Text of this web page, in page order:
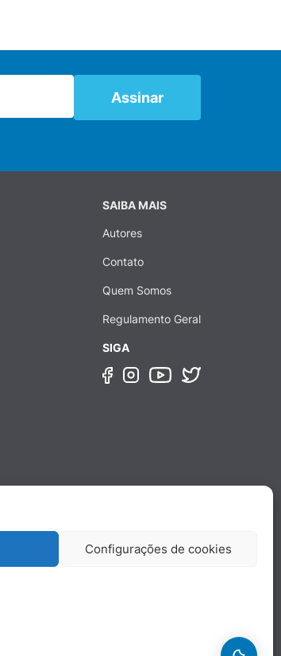
Configurações de cookies
SAIBA MAIS
Autores
Contato
Quem Somos
Regulamento Geral
SIGA